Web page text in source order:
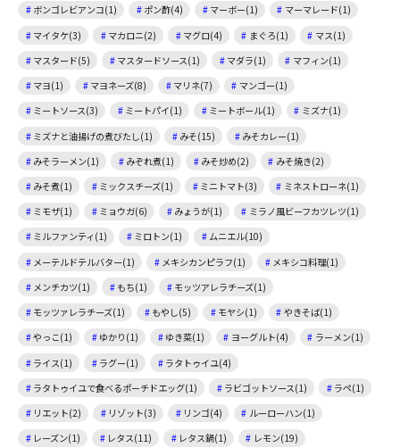
ボンゴレビアンコ(1)
ポン酢(4) マーボー(1)
マーマレード(1)
マイタケ(3)
マカロニ(2) マグロ(4) まぐろ(1)
マス(1)
マスタード(5)
マスタードソース(1) マダラ(1)
マフィン(1)
マヨ(1)
マヨネーズ(8) マリネ(7)
マンゴー(1)
ミートソース(3)
ミートパイ(1) ミートボール(1)
ミズナ(1)
ミズナと油揚げの煮びたし(1)
みそ(15)
みそカレー(1)
みそラーメン(1)
みぞれ煮(1) みそ炒め(2)
みそ焼き(2)
みそ煮(1)
ミックスチーズ(1) ミニトマト(3)
ミネストローネ(1)
ミモザ(1)
ミョウガ(6) みょうが(1)
ミラノ風ビーフカツレツ(1)
ミルファンティ(1)
ミロトン(1)
ムニエル(10)
メーテルドテルバター(1)
メキシカンピラフ(1)
メキシコ料理(1)
メンチカツ(1)
もち(1)
モッツアレラチーズ(1)
モッツァレラチーズ(1)
もやし(5) モヤシ(1)
やきそば(1)
やっこ(1)
ゆかり(1) ゆき菜(1) ヨーグルト(4)
ラーメン(1)
ライス(1)
ラグー(1)
ラタトゥイユ(4)
ラタトゥイユで食べるポーチドエッグ(1)
ラビゴットソース(1)
ラペ(1)
リエット(2)
リゾット(3) リンゴ(4)
ルーローハン(1)
レーズン(1)
レタス(11) レタス鍋(1)
レモン(19)